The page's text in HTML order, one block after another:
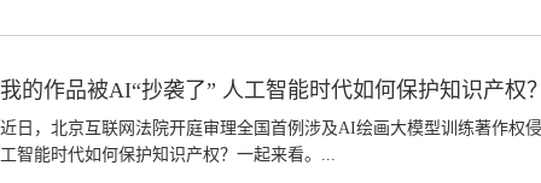
我的作品被AI“抄袭了” 人工智能时代如何保护知识产权
近日，北京互联网法院开庭审理全国首例涉及AI绘画大模型训练著作权
工智能时代如何保护知识产权？一起来看。...